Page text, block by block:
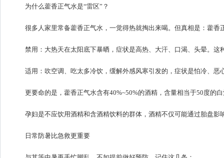
为什么藿香正气水是“雷区”？
很多人家里常备藿香正气水，一觉得热就掏出来喝。但真相是：藿
禁用：大热天在太阳底下暴晒，症状是高热、大汗、口渴、头晕。这
适用：吹空调、吃太多冷饮，缓解外感风寒引发的，症状是怕冷、
更要命的是，藿香正气水含有40%~50%的酒精，含量相当于50度的
孕妇是不应饮用酒精和含酒精饮料的群体，酒精不仅可能通过胎盘
日常防暑比急救更重要